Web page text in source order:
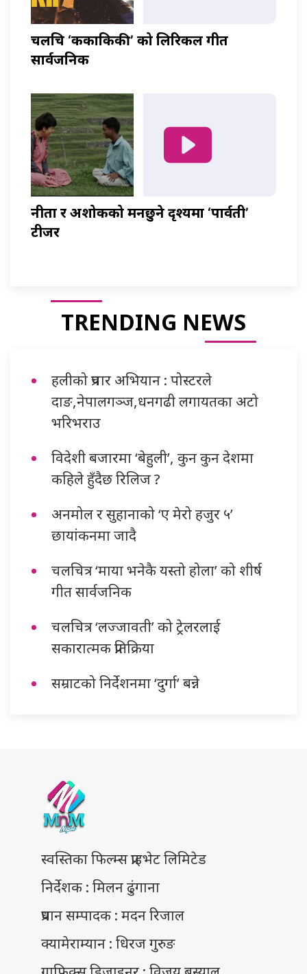
चलचित्र ‘ककाकिकी’ को लिरिकल गीत
सार्वजनिक
नीता र अशोकको मनछुने दृश्यमा ‘पार्वती’
टीजर
TRENDING NEWS
हलीको प्रचार अभियान : पोस्टरले
दाङ,नेपालगञ्ज,धनगढी लगायतका अटो
भरिभराउ
विदेशी बजारमा ‘बेहुली’, कुन कुन देशमा
कहिले हुँदैछ रिलिज ?
अनमोल र सुहानाको ‘ए मेरो हजुर ५’
छायांकनमा जादै
चलचित्र ‘माया भनेकै यस्तो होला’ को शीर्ष
गीत सार्वजनिक
चलचित्र ‘लज्जावती’ को ट्रेलरलाई
सकारात्मक प्रतिक्रिया
सम्राटको निर्देशनमा ‘दुर्गा’ बन्ने
स्वस्तिका फिल्म्स प्राइभेट लिमिटेड
निर्देशक : मिलन ढुंगाना
प्रधान सम्पादक : मदन रिजाल
क्यामेराम्यान : धिरज गुरुङ